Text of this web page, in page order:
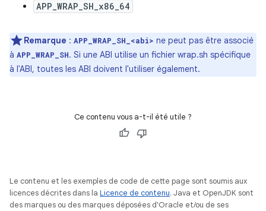
APP_WRAP_SH_x86_64
Remarque : APP_WRAP_SH_<abi> ne peut pas être associé
à APP_WRAP_SH. Si une ABI utilise un fichier wrap.sh spécifique
à l'ABI, toutes les ABI doivent l'utiliser également.
Ce contenu vous a-t-il été utile ?
Le contenu et les exemples de code de cette page sont soumis aux
licences décrites dans la Licence de contenu. Java et OpenJDK sont
des marques ou des marques déposées d'Oracle et/ou de ses